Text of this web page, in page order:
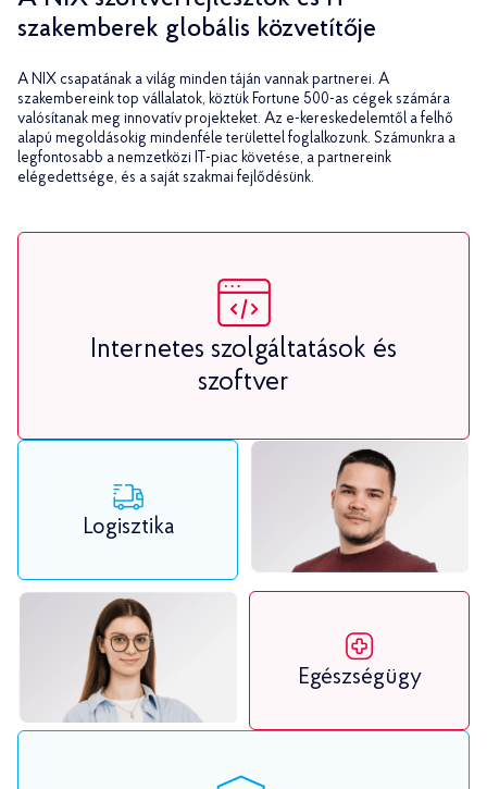
szakemberek globális közvetítője
A NIX csapatának a világ minden táján vannak partnerei. A
szakembereink top vállalatok, köztük Fortune 500-as cégek számára
valósítanak meg innovatív projekteket. Az e-kereskedelemtől a felhő
alapú megoldásokig mindenféle területtel foglalkozunk. Számunkra a
legfontosabb a nemzetközi IT-piac követése, a partnereink
elégedettsége, és a saját szakmai fejlődésünk.
Internetes szolgáltatások és
szoftver
Logisztika
Egészségügy